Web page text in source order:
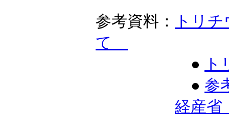
参考資料：
トリ
て
●
● 参
経産省